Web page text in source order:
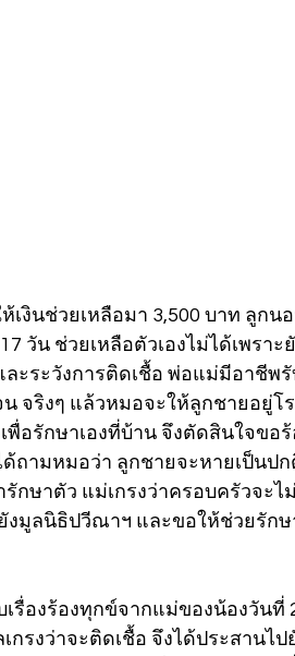
ห้เงินช่วยเหลือมา 3,500 บาท ลูก
วัน ช่วยเหลือตัวเองไม่ได้เพรา
ะระวังการติดเชื้อ พ่อแม่มีอาชีพ
น จริงๆ แล้วหมอจะให้ลูกชายอยู่
พื่อรักษาเองที่บ้าน จึงตัดสินใจข
ถามหมอว่า ลูกชายจะหายเป็นป
รักษาตัว แม่เกรงว่าครอบครัวจะ
งมูลนิธิปวีณาฯ และขอให้ช่วยรัก
รื่องร้องทุกข์จากแม่ของน้องวันที่
รงว่าจะติดเชื้อ จึงได้ประสานไป